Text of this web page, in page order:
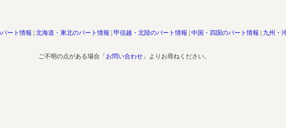
ート情報 北海道・東北のパート情報 甲信越・北陸のパート情報 中国・四国のパート情報 九州・
ご不明の点がある場合「 お問い合わせ 」よりお尋ねください。